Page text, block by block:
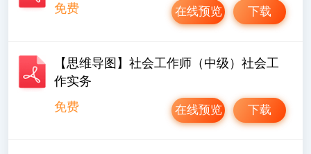
免费
下载
在线预览
【思维导图】社会工作师（中级）社会工
作实务
免费
下载
在线预览